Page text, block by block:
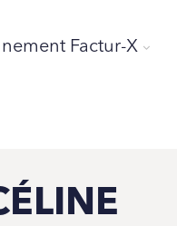
Factur-X